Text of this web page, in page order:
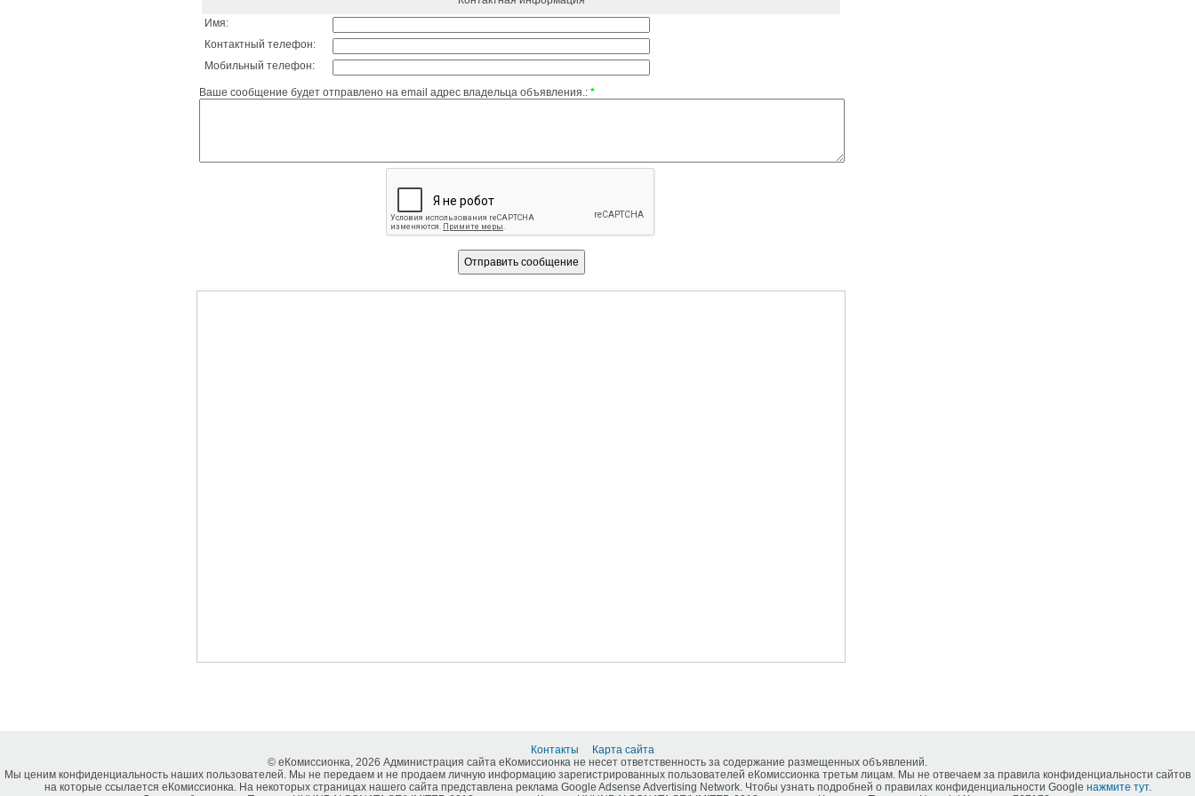
Имя:
Контактный телефон:
Мобильный телефон:
Ваше сообщение будет отправлено на email адрес владельца объявления.: *
Контакты
Карта сайта
© еКомиссионка, 2026 Администрация сайта еКомиссионка не несет ответственность за содержание размещенных объявлений.
Мы ценим конфиденциальность наших пользователей. Мы не передаем и не продаем личную информацию зарегистрированных пользователей еКомиссионка третьм лицам. Мы не отвечаем за правила конфиденциальности сайтов
на которые ссылается еКомиссионка. На некоторых страницах нашего сайта представлена реклама Google Adsense Advertising Network. Чтобы узнать подробней о правилах конфиденциальности Google нажмите тут.